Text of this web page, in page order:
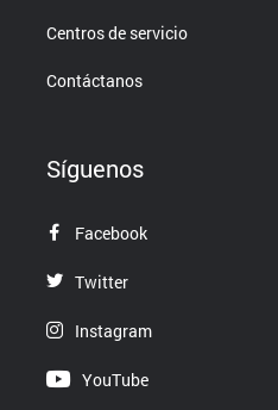
Centros de servicio
Contáctanos
Síguenos
Facebook
Twitter
Instagram
YouTube